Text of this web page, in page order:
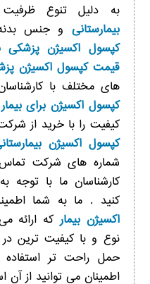
به دلیل تنوع
بیمارستانی و جنس
کپسول اکسیژن پزشکی
قیمت کپسول اکسیژن
های مختلف با
کپسول اکسیژن برای بیمار
کیفیت را با خرید از
کپسول اکسیژن
شماره های شرکت
کارشناسان ما با توجه
کنید . ما به شما
اکسیژن بیمارکه ارائه
نوع و با کیفیت ترین
حمل راحت تر
اطمینان می توانید از آن